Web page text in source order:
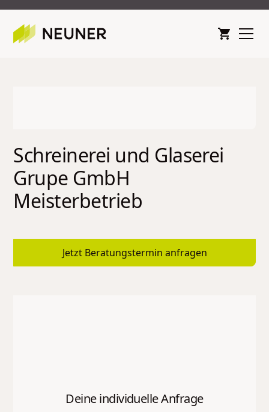
Schreinerei und Glaserei
Grupe GmbH
Meisterbetrieb
Jetzt Beratungstermin anfragen
Deine individuelle Anfrage